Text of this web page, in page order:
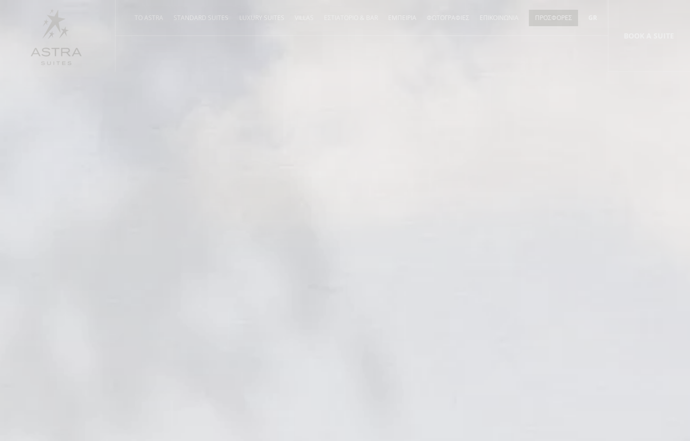
ΤΟ ASTRA STANDARD SUITES LUXURY SUITES ΦΩΤΟΓΡΑΦΙΕΣ ΕΠΙΚΟΙΝΩΝΙΑ ΠΡΟΣΦΟΡΕΣ